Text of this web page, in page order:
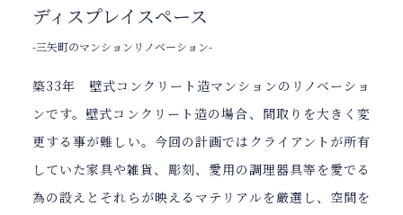
ディスプレイスペース
-三矢町のマンションリノベーション-
築33年 壁式コンクリート造マンションのリノベーショ
ンです。壁式コンクリート造の場合、間取りを大きく変
更する事が難しい。今回の計画ではクライアントが所有
していた家具や雑貨、彫刻、愛用の調理器具等を愛でる
為の設えとそれらが映えるマテリアルを厳選し、空間を